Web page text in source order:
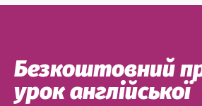
Безкоштовний
урок англійської